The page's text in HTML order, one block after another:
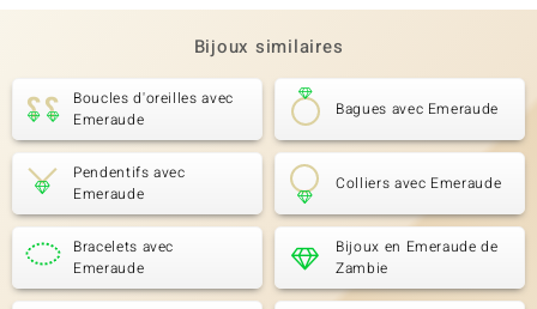
Bijoux similaires
Boucles d'oreilles avec
Emeraude
Bagues avec Emeraude
Pendentifs avec
Emeraude
Colliers avec Emeraude
Bracelets avec
Emeraude
Bijoux en Emeraude de
Zambie